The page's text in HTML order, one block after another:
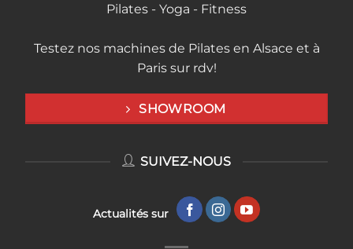
Pilates - Yoga - Fitness
Testez nos machines de Pilates en Alsace et à
Paris sur rdv!
SHOWROOM
SUIVEZ-NOUS
Actualités sur